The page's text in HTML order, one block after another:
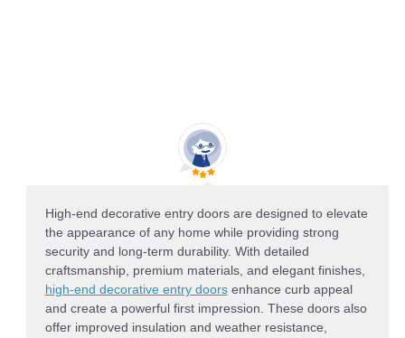
High-end decorative entry doors are designed to elevate
the appearance of any home while providing strong
security and long-term durability. With detailed
craftsmanship, premium materials, and elegant finishes,
high-end decorative entry doorsenhance curb appeal
and create a powerful first impression. These doors also
offer improved insulation and weather resistance,